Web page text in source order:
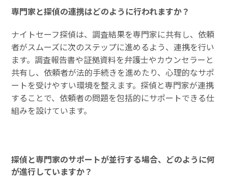
専門家と探偵の連携はどのように行われますか？
ナイトセーフ探偵は、調査結果を専門家に共有し、依頼
者がスムーズに次のステップに進めるよう、連携を行い
ます。調査報告書や証拠資料を弁護士やカウンセラーと
共有し、依頼者が法的手続きを進めたり、心理的なサポ
ートを受けやすい環境を整えます。探偵と専門家が連携
することで、依頼者の問題を包括的にサポートできる仕
組みを設けています。
探偵と専門家のサポートが並行する場合、どのように何
が進行していますか？